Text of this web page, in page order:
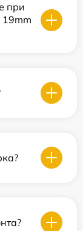
при
19mm